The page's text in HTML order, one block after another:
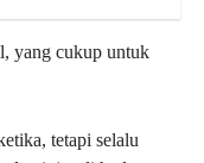
yang cukup untuk
tetapi selalu